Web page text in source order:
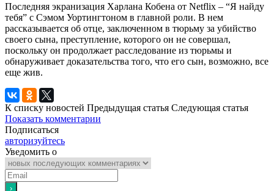
Последняя экранизация Харлана Кобена от Netflix – “Я найду
тебя” с Сэмом Уортингтоном в главной роли. В нем
рассказывается об отце, заключенном в тюрьму за убийство
своего сына, преступление, которого он не совершал,
поскольку он продолжает расследование из тюрьмы и
обнаруживает доказательства того, что его сын, возможно, все
еще жив.
К списку новостей Предыдущая статья Следующая статья
Показать комментарии
Подписаться
авторизуйтесь
Уведомить о